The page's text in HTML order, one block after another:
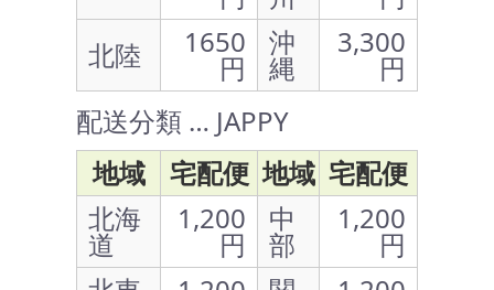
北陸
1650
円
沖
縄
3,300
円
配送分類 … JAPPY
地域
宅配便 地域 宅配便
北海
道
1,200
円
中
部
1,200
円